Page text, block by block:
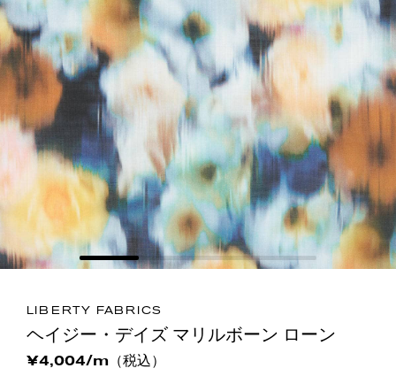
LIBERTY FABRICS
ヘイジー・デイズ マリルボーン ローン
¥4,004/m（税込）